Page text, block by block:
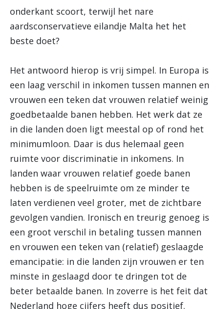
onderkant scoort, terwijl het nare
aardsconservatieve eilandje Malta het het
beste doet?
Het antwoord hierop is vrij simpel. In Europa is
een laag verschil in inkomen tussen mannen en
vrouwen een teken dat vrouwen relatief weinig
goedbetaalde banen hebben. Het werk dat ze
in die landen doen ligt meestal op of rond het
minimumloon. Daar is dus helemaal geen
ruimte voor discriminatie in inkomens. In
landen waar vrouwen relatief goede banen
hebben is de speelruimte om ze minder te
laten verdienen veel groter, met de zichtbare
gevolgen vandien. Ironisch en treurig genoeg is
een groot verschil in betaling tussen mannen
en vrouwen een teken van (relatief) geslaagde
emancipatie: in die landen zijn vrouwen er ten
minste in geslaagd door te dringen tot de
beter betaalde banen. In zoverre is het feit dat
Nederland hoge cijfers heeft dus positief.